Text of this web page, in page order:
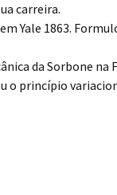
carreira.
Yale 1863.
da Sorbone na
o princípio